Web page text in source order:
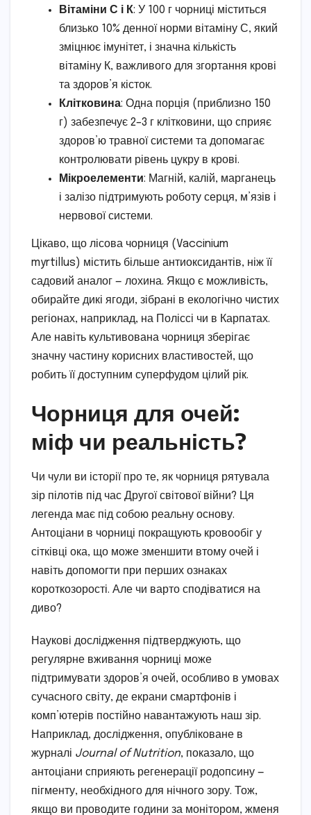
Вітаміни С і К: У 100 г чорниці міститься
близько 10% денної норми вітаміну С, який
зміцнює імунітет, і значна кількість
вітаміну К, важливого для згортання крові
та здоров’я кісток.
Клітковина: Одна порція (приблизно 150
г) забезпечує 2–3 г клітковини, що сприяє
здоров’ю травної системи та допомагає
контролювати рівень цукру в крові.
Мікроелементи: Магній, калій, марганець
і залізо підтримують роботу серця, м’язів і
нервової системи.
Цікаво, що лісова чорниця (Vaccinium
myrtillus) містить більше антиоксидантів, ніж її
садовий аналог — лохина. Якщо є можливість,
обирайте дикі ягоди, зібрані в екологічно чистих
регіонах, наприклад, на Поліссі чи в Карпатах.
Але навіть культивована чорниця зберігає
значну частину корисних властивостей, що
робить її доступним суперфудом цілий рік.
Чорниця для очей:
міф чи реальність?
Чи чули ви історії про те, як чорниця рятувала
зір пілотів під час Другої світової війни? Ця
легенда має під собою реальну основу.
Антоціани в чорниці покращують кровообіг у
сітківці ока, що може зменшити втому очей і
навіть допомогти при перших ознаках
короткозорості. Але чи варто сподіватися на
диво?
Наукові дослідження підтверджують, що
регулярне вживання чорниці може
підтримувати здоров’я очей, особливо в умовах
сучасного світу, де екрани смартфонів і
комп’ютерів постійно навантажують наш зір.
Наприклад, дослідження, опубліковане в
журналі Journal of Nutrition, показало, що
антоціани сприяють регенерації родопсину —
пігменту, необхідного для нічного зору. Тож,
якщо ви проводите години за монітором, жменя